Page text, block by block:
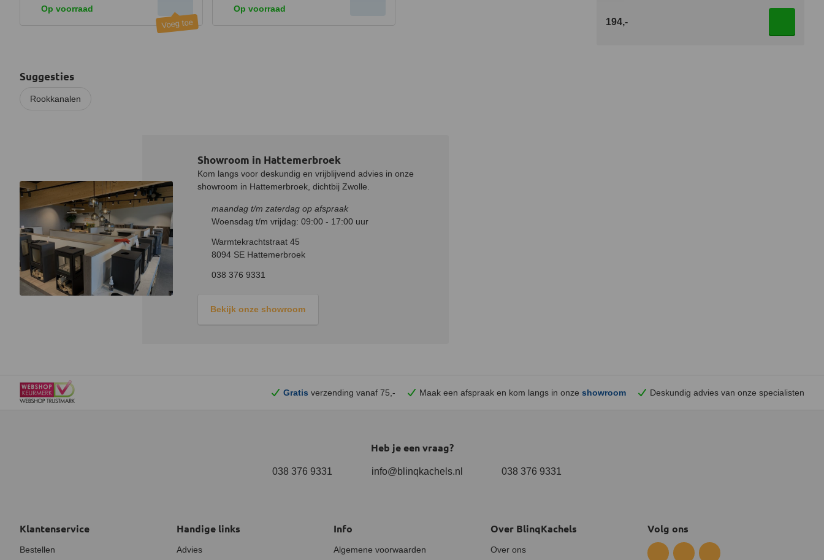
Op voorraad Op voorraad
194,-
Suggesties
Rookkanalen
Showroom in Hattemerbroek
Kom langs voor deskundig en vrijblijvend advies in onze
showroom in Hattemerbroek, dichtbij Zwolle.
maandag t/m zaterdag op afspraak
Woensdag t/m vrijdag: 09:00 - 17:00 uur
Warmtekrachtstraat 45
8094 SE Hattemerbroek
038 376 9331
Bekijk onze showroom
Gratis verzending vanaf 75,- Maak een afspraak en kom langs in onze showroom Deskundig advies van onze specialisten
Heb je een vraag?
038 376 9331 info@blinqkachels.nl 038 376 9331
Klantenservice
Bestellen
Handige links
Advies
Info
Algemene voorwaarden
Over BlinqKachels
Over ons
Volg ons